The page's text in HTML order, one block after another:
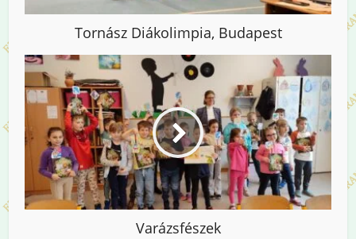
Tornász Diákolimpia, Budapest
Varázsfészek